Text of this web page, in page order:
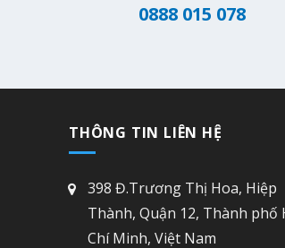
0888 015 078
THÔNG TIN LIÊN HỆ
398 Đ.Trương Thị Hoa, Hiệp
Thành, Quận 12, Thành phố
Chí Minh, Việt Nam